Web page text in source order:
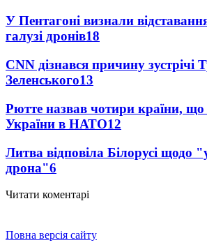
У Пентагоні визнали
галузі дронів18
CNN дізнався причину зустрічі
Зеленського13
Рютте назвав чотири країни,
України в НАТО12
Литва відповіла Білорусі щодо
дрона"6
Читати коментарі
Повна версія сайту